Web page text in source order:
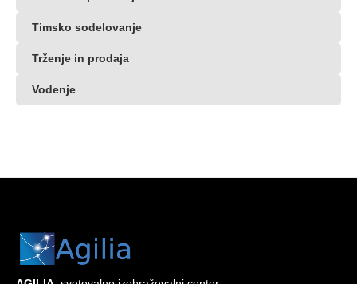
Timsko sodelovanje
Trženje in prodaja
Vodenje